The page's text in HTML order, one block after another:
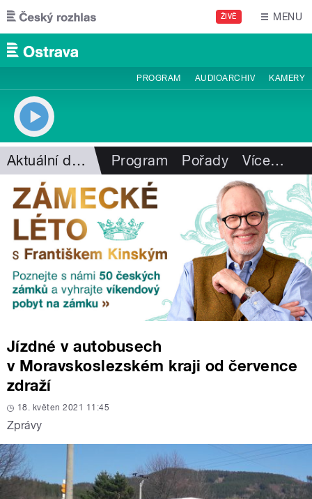
Přejít k hlavnímu obsahu
ŽIVĚ MENU
PROGRAM AUDIOARCHIV KAMERY
Aktuální dění Program Pořady Více…
Jízdné v autobusech
v Moravskoslezském kraji od července
zdraží
18. květen 2021 11:45
Zprávy